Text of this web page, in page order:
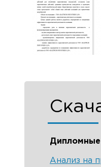
Анализ на